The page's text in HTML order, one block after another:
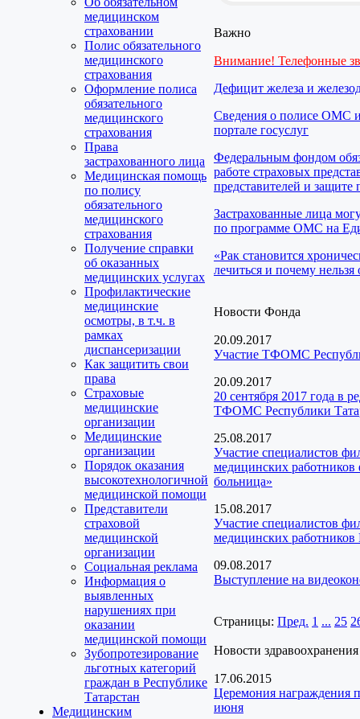
медицинском
страховании
Полис обязательного
медицинского
страхования
Оформление полиса
обязательного
медицинского
страхования
Права
застрахованного лица
Медицинская помощь
по полису
обязательного
медицинского
страхования
Получение справки
об оказанных
медицинских услугах
Профилактические
медицинские
осмотры, в т.ч. в
рамках
диспансеризации
Как защитить свои
права
Страховые
медицинские
организации
Медицинские
организации
Порядок оказания
высокотехнологичной
медицинской помощи
Представители
страховой
медицинской
организации
Социальная реклама
Информация о
выявленных
нарушениях при
оказании
медицинской помощи
Зубопротезирование
льготных категорий
граждан в Республике
Татарстан
Медицинским
Важно
Внимание! Телефонные
Дефицит железа и
Сведения о полисе ОМС
портале госуслуг
Федеральным фондом
работе страховых
представителей и защите
Застрахованные лица
по программе ОМС на
«Рак становится
лечиться и почему нельзя
Новости Фонда
20.09.2017
Участие ТФОМС
20.09.2017
20 сентября 2017 года в
ТФОМС Республики
25.08.2017
Участие специалистов
медицинских работников
больница»
15.08.2017
Участие специалистов
медицинских работников
09.08.2017
Выступление на
Страницы: Пред. 1 ... 25
Новости здравоохранения
17.06.2015
Церемония награждения
июня